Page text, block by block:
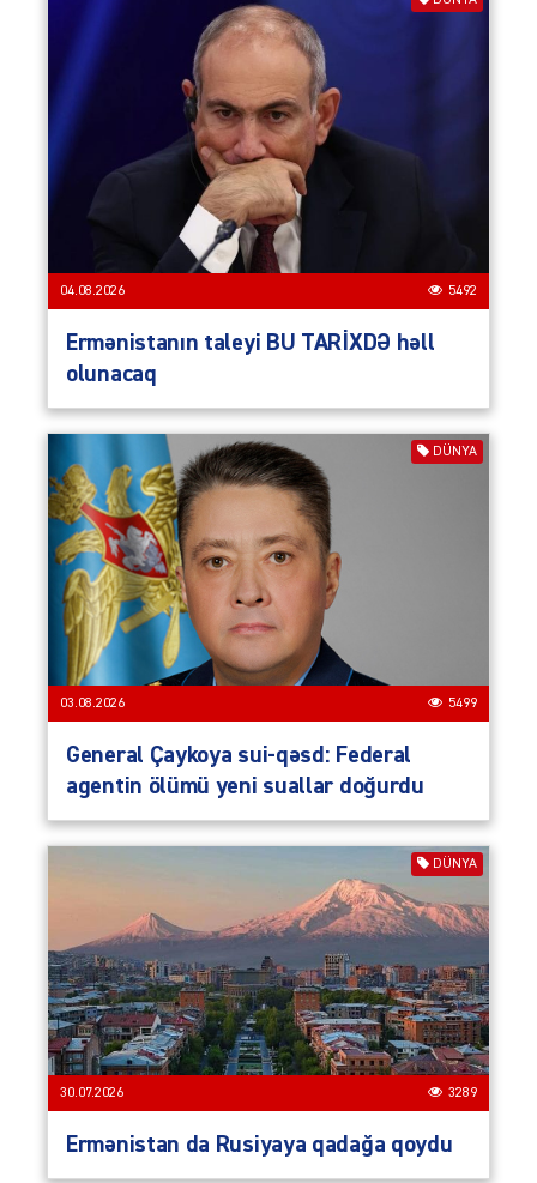
04.08.2026 5492
Ermənistanın taleyi BU TARİXDƏ həll
olunacaq
DÜNYA
03.08.2026 5499
General Çaykoya sui-qəsd: Federal
agentin ölümü yeni suallar doğurdu
DÜNYA
30.07.2026 3289
Ermənistan da Rusiyaya qadağa qoydu